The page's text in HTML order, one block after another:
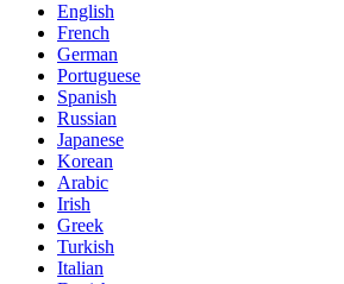
English
French
German
Portuguese
Spanish
Russian
Japanese
Korean
Arabic
Irish
Greek
Turkish
Italian